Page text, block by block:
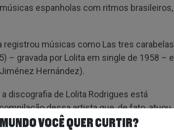
espanholas com ritmos brasileiros,
registrou músicas como Las tres carabelas
– gravada por Lolita em single de 1958 – e
Hernández).
discografia de Lolita Rodrigues está
dessa artista que, de fato, atuou
de novelas e programas de TV.
VOCÊ QUER CURTIR?